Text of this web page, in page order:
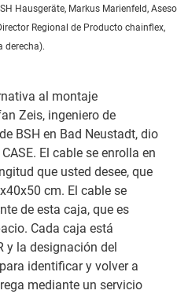
Hausgeräte, Markus Marienfeld,
Regional de Producto chainflex,
derecha).
al montaje
Zeis, ingeniero de
BSH en Bad Neustadt, dio
El cable se enrolla en
que usted desee, que
cm. El cable se
de esta caja, que es
Cada caja está
y la designación del
identificar y volver a
mediante un servicio